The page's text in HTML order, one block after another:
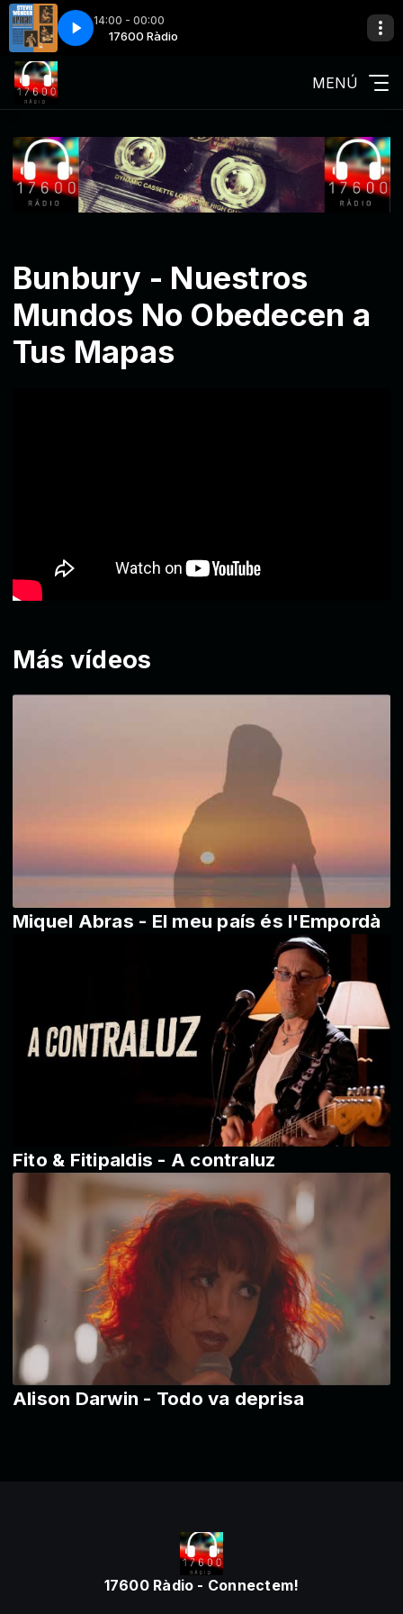
14:00 - 00:00
17600 Ràdio
Stevie Wonder-Uptight
MENÚ
Bunbury - Nuestros
Mundos No Obedecen a
Tus Mapas
Más vídeos
Miquel Abras - El meu país és l'Empordà
Fito & Fitipaldis - A contraluz
Alison Darwin - Todo va deprisa
17600 Ràdio - Connectem!